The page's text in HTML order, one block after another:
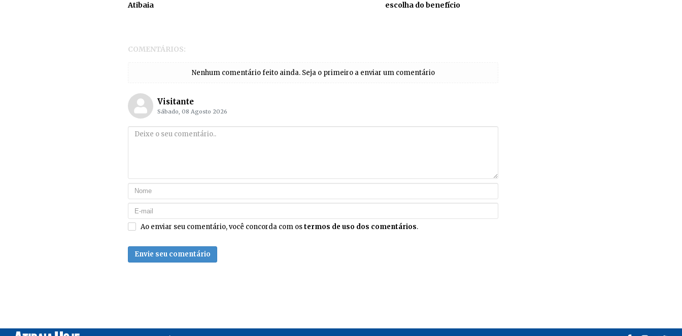
Atibaia
escolha do benefício
COMENTÁRIOS:
Nenhum comentário feito ainda. Seja o primeiro a enviar um comentário
Visitante
Sábado, 08 Agosto 2026
Ao enviar seu comentário, você concorda com ostermos de uso dos comentários.
Envie seu comentário